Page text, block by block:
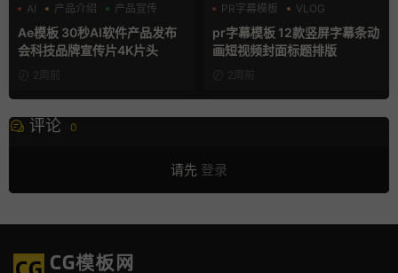
AI
产品介绍 产品宣传
Ae模板 30秒AI软件产品发布
会科技品牌宣传片4K片头
2周前
PR字幕模板
VLOG
人物介绍
pr字幕模板 12款竖屏字幕条动
画短视频封面标题排版
2周前
评论 0
请先 登录